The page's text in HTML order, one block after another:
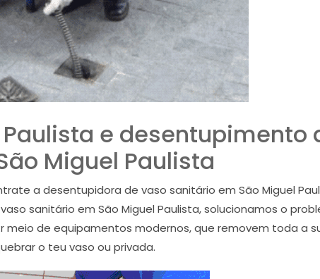
e desentupimento
Miguel Paulista
a desentupidora de vaso sanitário em São Miguel
sanitário em São Miguel Paulista, solucionamos o
de equipamentos modernos, que removem toda a
o teu vaso ou privada.